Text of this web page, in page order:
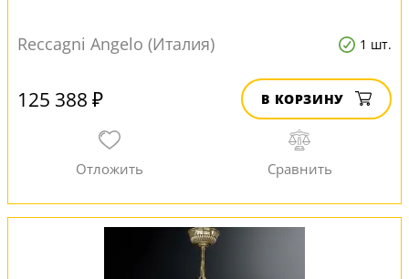
Reccagni Angelo (Италия) 1 шт.
125 388 ₽ В КОРЗИНУ